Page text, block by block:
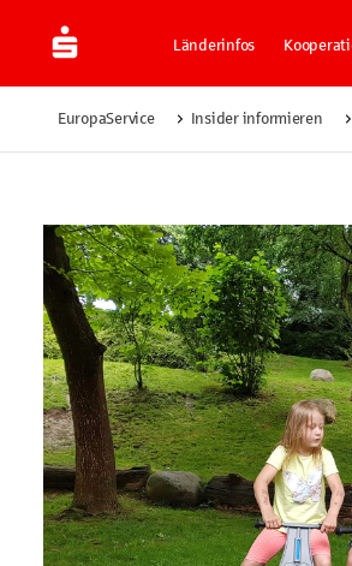
Länderinfos
EuropaService Insider informieren